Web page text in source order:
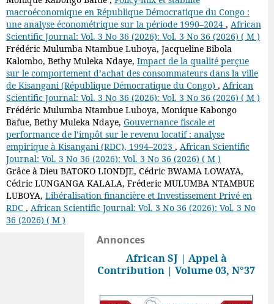
macroéconomique en République Démocratique du Congo :
une analyse économétrique sur la période 1990–2024 , African
Scientific Journal: Vol. 3 No 36 (2026): Vol. 3 No 36 (2026) ( M )
Frédéric Mulumba Ntambue Luboya, Jacqueline Bibola
Kalombo, Bethy Muleka Ndaye, Impact de la qualité perçue
sur le comportement d’achat des consommateurs dans la ville
de Kisangani (République Démocratique du Congo) , African
Scientific Journal: Vol. 3 No 36 (2026): Vol. 3 No 36 (2026) ( M )
Frédéric Mulumba Ntambue Luboya, Monique Kabongo
Bafue, Bethy Muleka Ndaye, Gouvernance fiscale et
performance de l’impôt sur le revenu locatif : analyse
empirique à Kisangani (RDC), 1994–2023 , African Scientific
Journal: Vol. 3 No 36 (2026): Vol. 3 No 36 (2026) ( M )
Grâce à Dieu BATOKO LIONDJE, Cédric BWAMA LOWAYA,
Cédric LUNGANGA KALALA, Fréderic MULUMBA NTAMBUE
LUBOYA, Libéralisation financière et Investissement Privé en
RDC , African Scientific Journal: Vol. 3 No 36 (2026): Vol. 3 No
36 (2026) ( M )
Annonces
African SJ | Appel à
Contribution | Volume 03, N°37